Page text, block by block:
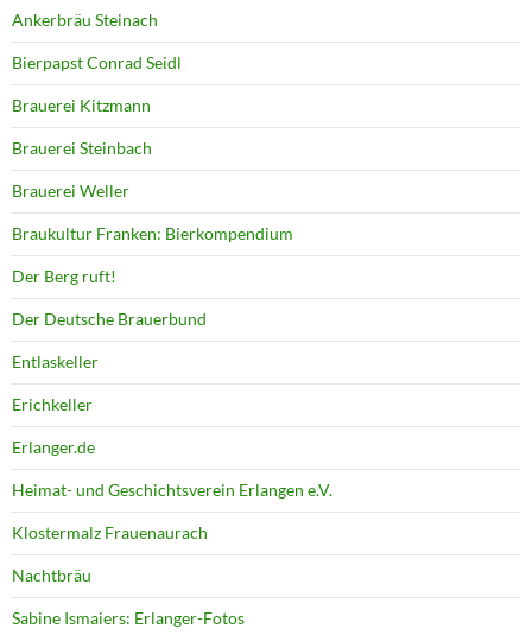
Ankerbräu Steinach
Bierpapst Conrad Seidl
Brauerei Kitzmann
Brauerei Steinbach
Brauerei Weller
Braukultur Franken: Bierkompendium
Der Berg ruft!
Der Deutsche Brauerbund
Entlaskeller
Erichkeller
Erlanger.de
Heimat- und Geschichtsverein Erlangen e.V.
Klostermalz Frauenaurach
Nachtbräu
Sabine Ismaiers: Erlanger-Fotos